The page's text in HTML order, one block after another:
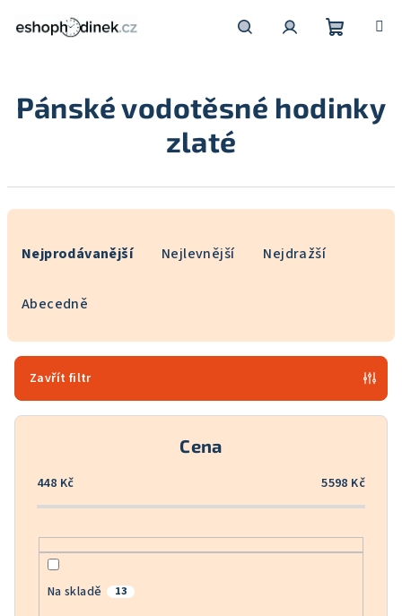
košík
Pánské vodotěsné hodinky
zlaté
r
o
Nejprodávanější Nejlevnější Nejdražší
Abecedně
Zavřít filtr
Cena
448 Kč 5598 Kč
Na skladě 13